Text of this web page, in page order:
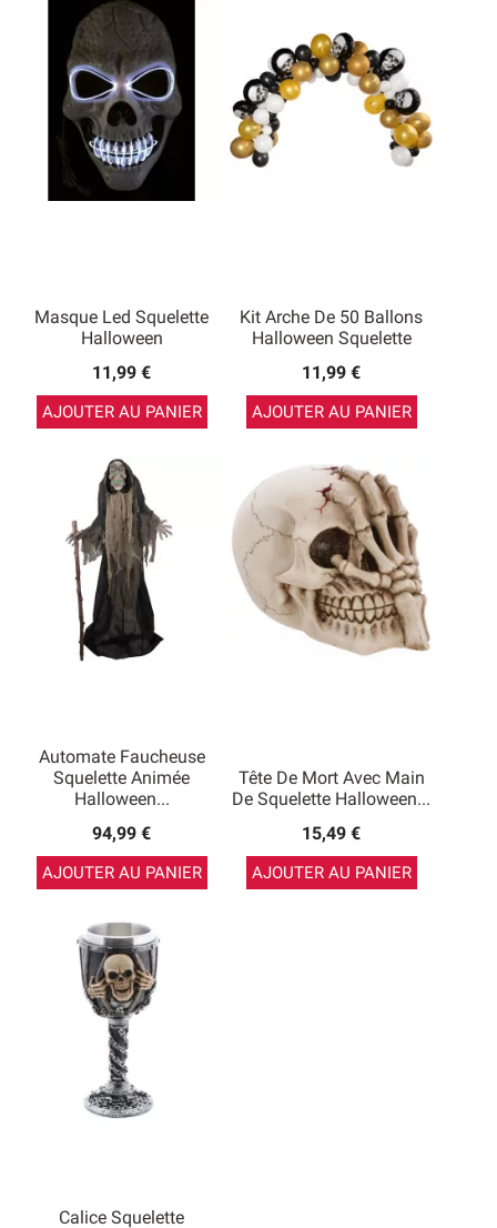
Masque Led Squelette
Halloween
11,99 €
AJOUTER AU PANIER
Kit Arche De 50 Ballons
Halloween Squelette
11,99 €
AJOUTER AU PANIER
Automate Faucheuse
Squelette Animée
Halloween...
94,99 €
AJOUTER AU PANIER
Tête De Mort Avec Main
De Squelette Halloween...
15,49 €
AJOUTER AU PANIER
Calice Squelette